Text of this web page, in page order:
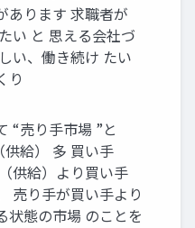
あります 求職者が
い と 思える会社づ
い、働き続け たい
り
“売り手市場 ”と
給） 多 買い手
供給）より買い手
売り手が買い手より
状態の市場 のことを